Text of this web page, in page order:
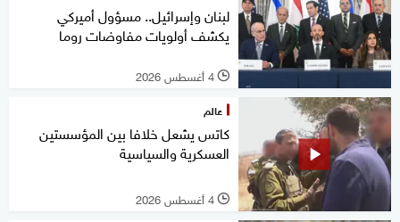
لبنان وإسرائيل.. مسؤول أميركي
يكشف أولويات مفاوضات روما
l 4 أغسطس 2026
عالم
كاتس يشعل خلافا بين المؤسستين
العسكرية والسياسية
l 4 أغسطس 2026